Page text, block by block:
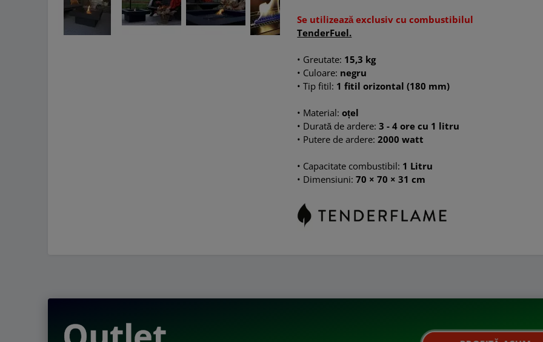
Se utilizează exclusiv cu combustibilul
TenderFuel.
• Greutate: 15,3 kg
• Culoare: negru
• Tip fitil: 1 fitil orizontal (180 mm)
• Material: oțel
• Durată de ardere: 3 - 4 ore cu 1 litru
• Putere de ardere:2000 watt
• Capacitate combustibil: 1 Litru
• Dimensiuni: 70 × 70 × 31 cm